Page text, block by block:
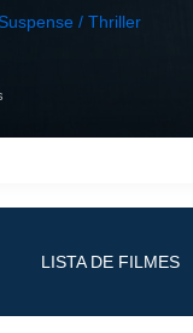
Suspense / Thriller
LISTA DE FILMES